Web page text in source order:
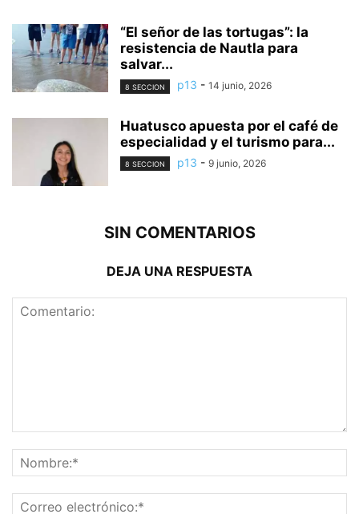
“El señor de las tortugas”: la
resistencia de Nautla para
salvar...
8 SECCION p13 - 14 junio, 2026
Huatusco apuesta por el café de
especialidad y el turismo para...
8 SECCION p13 - 9 junio, 2026
SIN COMENTARIOS
DEJA UNA RESPUESTA